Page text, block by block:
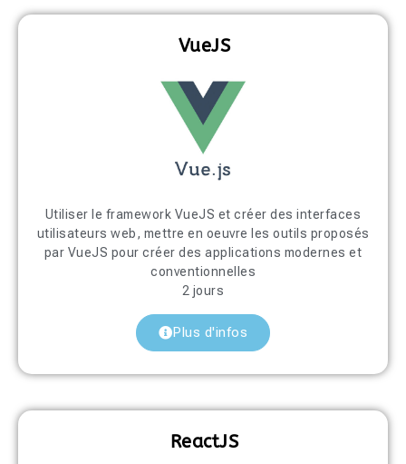
VueJS
Utiliser le framework VueJS et créer des interfaces
utilisateurs web, mettre en oeuvre les outils proposés
par VueJS pour créer des applications modernes et
conventionnelles
2 jours
Plus d'infos
ReactJS